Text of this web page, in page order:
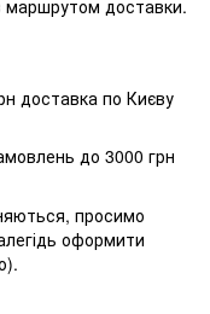
маршрутом доставки.
доставка по Києву
до 3000 грн
просимо
оформити